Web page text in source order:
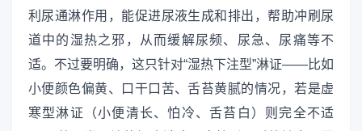
利尿通淋作用，能促进尿液生成和排出，帮助冲刷尿
道中的湿热之邪，从而缓解尿频、尿急、尿痛等不
适。不过要明确，这只针对“湿热下注型”淋证——比如
小便颜色偏黄、口干口苦、舌苔黄腻的情况，若是虚
寒型淋证（小便清长、怕冷、舌苔白）则完全不适